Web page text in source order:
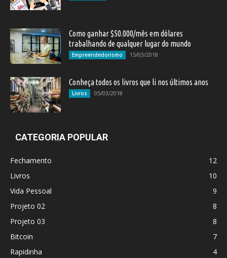
Como ganhar $50.000/mês em dólares
trabalhando de qualquer lugar do mundo
Empreendedorismo 15/03/2018
Conheça todos os livros que li nos últimos anos
Livros 05/03/2018
CATEGORIA POPULAR
Fechamento
12
Livros
10
Vida Pessoal
9
Projeto 02
8
Projeto 03
8
Bitcoin
7
Rapidinha
4